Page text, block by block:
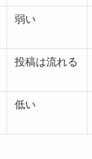
弱い
投稿は流れる
低い